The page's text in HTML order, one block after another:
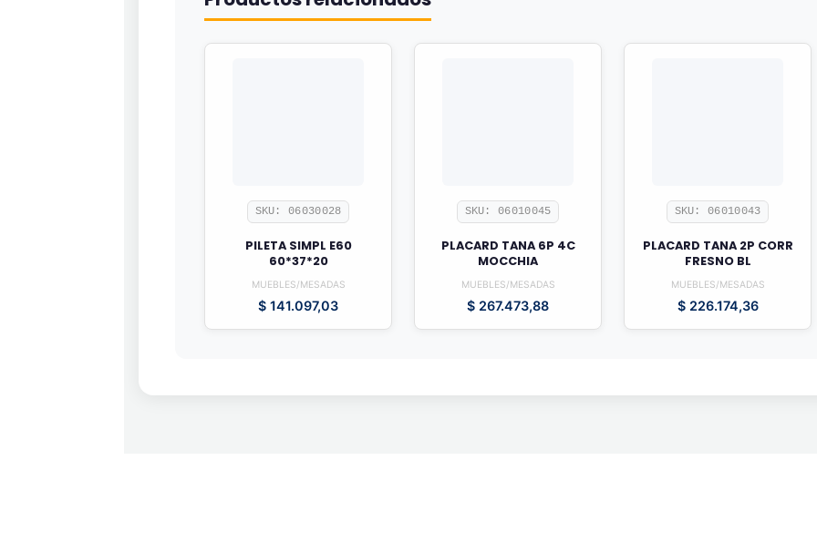
SKU: 06030028
PILETA SIMPL E60
60*37*20
MUEBLES/MESADAS
$ 141.097,03
SKU: 06010045
PLACARD TANA 6P 4C
MOCCHIA
MUEBLES/MESADAS
$ 267.473,88
SKU: 06010043
PLACARD TANA 2P CORR
FRESNO BL
MUEBLES/MESADAS
$226.174,36